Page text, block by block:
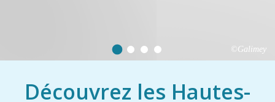
©Galimey
Découvrez les Hautes-